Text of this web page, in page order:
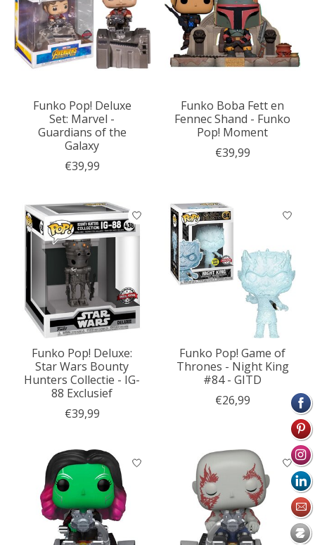
Funko Pop! Deluxe
Set: Marvel -
Guardians of the
Galaxy
€39,99
Funko Boba Fett en
Fennec Shand - Funko
Pop! Moment
€39,99
Funko Pop! Deluxe:
Star Wars Bounty
Hunters Collectie - IG-
88 Exclusief
€39,99
Funko Pop! Game of
Thrones - Night King
#84 - GITD
€26,99